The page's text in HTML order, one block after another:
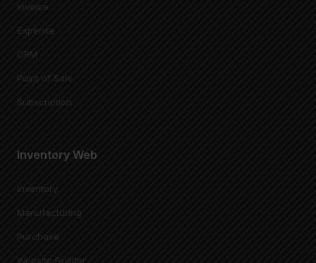
Invoice
Expense
CRM
Point of Sale
Subscription
Inventory Web
Inventory
Manufacturing
Purchase
Website Builder